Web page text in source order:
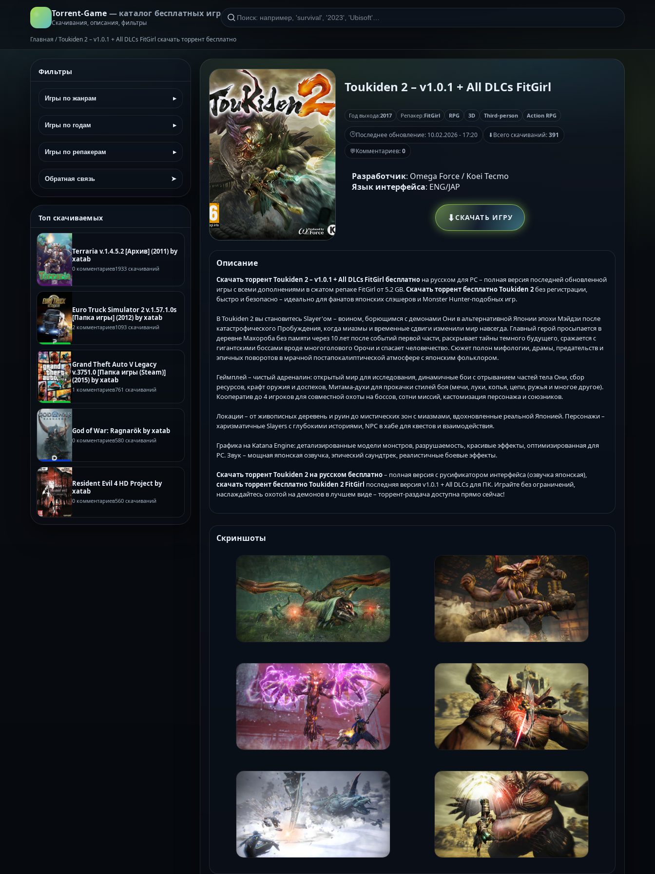
Torrent-Game — каталог бесплатных игр
Скачивания, описания, фильтры
Главная /Toukiden 2 – v1.0.1 + All DLCs FitGirl скачать торрент бесплатно
Фильтры
Игры по жанрам ▸
Игры по годам ▸
Игры по репакерам ▸
Обратная связь ➤
Топ скачиваемых
Terraria v.1.4.5.2 [Архив] (2011) by
xatab
0 комментариев1933 скачиваний
Euro Truck Simulator 2 v.1.57.1.0s
[Папка игры] (2012) by xatab
2 комментариев1093 скачиваний
Grand Theft Auto V Legacy
v.3751.0 [Папка игры (Steam)]
(2015) by xatab
1 комментариев761 скачиваний
God of War: Ragnarök by xatab
0 комментариев580 скачиваний
Resident Evil 4 HD Project by
xatab
0 комментариев560 скачиваний
Toukiden 2 – v1.0.1 + All DLCs FitGirl
Год выхода:2017 Репакер:FitGirl RPG 3D Third-person Action RPG
🕒Последнее обновление: 10.02.2026 - 17:20 ⬇Всего скачиваний:391
💬Комментариев:0
Разработчик: Omega Force / Koei Tecmo
Язык интерфейса: ENG/JAP
⬇СКАЧАТЬ ИГРУ
Описание
Скачать торрент Toukiden 2 – v1.0.1 + All DLCs FitGirl бесплатно на русском для PC – полная версия последней обновленной
игры с всеми дополнениями в сжатом репаке FitGirl от 5.2 GB.Скачать торрент бесплатно Toukiden 2без регистрации,
быстро и безопасно – идеально для фанатов японских слэшеров и Monster Hunter-подобных игр.
В Toukiden 2 вы становитесь Slayer'ом – воином, борющимся с демонами Они в альтернативной Японии эпохи Мэйдзи после
катастрофического Пробуждения, когда миазмы и временные сдвиги изменили мир навсегда. Главный герой просыпается в
деревне Махороба без памяти через 10 лет после событий первой части, раскрывает тайны темного будущего, сражается с
гигантскими боссами вроде многоголового Орочи и спасает человечество. Сюжет полон мифологии, драмы, предательств и
эпичных поворотов в мрачной постапокалиптической атмосфере с японским фольклором.
Геймплей – чистый адреналин: открытый мир для исследования, динамичные бои с отрыванием частей тела Они, сбор
ресурсов, крафт оружия и доспехов, Митама-духи для прокачки стилей боя (мечи, луки, копья, цепи, ружья и многое другое).
Кооператив до 4 игроков для совместной охоты на боссов, сотни миссий, кастомизация персонажа и союзников.
Локации – от живописных деревень и руин до мистических зон с миазмами, вдохновленные реальной Японией. Персонажи –
харизматичные Slayers с глубокими историями, NPC в хабе для квестов и взаимодействия.
Графика на Katana Engine: детализированные модели монстров, разрушаемость, красивые эффекты, оптимизированная для
PC. Звук – мощная японская озвучка, эпический саундтрек, реалистичные боевые эффекты.
Скачать торрент Toukiden 2 на русском бесплатно– полная версия с русификатором интерфейса (озвучка японская),
скачать торрент бесплатно Toukiden 2 FitGirl последняя версия v1.0.1 + All DLCs для ПК. Играйте без ограничений,
наслаждайтесь охотой на демонов в лучшем виде – торрент-раздача доступна прямо сейчас!
Скриншоты